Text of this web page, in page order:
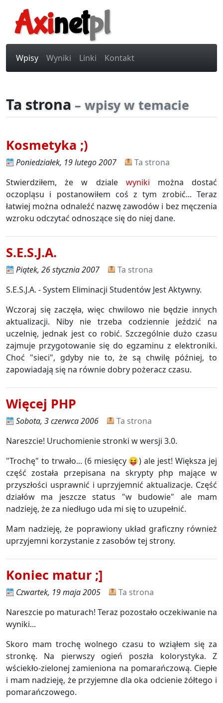
Axinetpl
Wpisy Wyniki Linki Kontakt
Ta strona – wpisy w temacie
Kosmetyka ;)
Poniedziałek, 19 lutego 2007
Ta strona
Stwierdziłem, że w dziale wyniki można dostać
oczopląsu i postanowiłem coś z tym zrobić... Teraz
łatwiej można odnaleźć nazwę zawodów i bez męczenia
wzroku odczytać odnoszące się do niej dane.
S.E.S.J.A.
Piątek, 26 stycznia 2007
Ta strona
S.E.S.J.A. - System Eliminacji Studentów Jest Aktywny.
Wczoraj się zaczęła, więc chwilowo nie będzie innych
aktualizacji. Niby nie trzeba codziennie jeździć na
uczelnię, jednak jest co robić. Szczególnie dużo czasu
zajmuje przygotowanie się do egzaminu z elektroniki.
Choć "sieci", gdyby nie to, że są chwilę później, to
zapowiadają się na równie dobry pożeracz czasu.
Więcej PHP
Sobota, 3 czerwca 2006
Ta strona
Nareszcie! Uruchomienie stronki w wersji 3.0.
"Trochę" to trwało... (6 miesięcy 😝) ale jest! Większa jej
część została przepisana na skrypty php mające w
przyszłości usprawnić i uprzyjemnić aktualizacje. Część
działów ma jeszcze status "w budowie" ale mam
nadzieję, że za niedługo uda mi się to uzupełnić.
Mam nadzieję, że poprawiony układ graficzny również
uprzyjemni korzystanie z zasobów tej strony.
Koniec matur ;]
Czwartek, 19 maja 2005
Ta strona
Nareszcie po maturach! Teraz pozostało oczekiwanie na
wyniki...
Skoro mam trochę wolnego czasu to wziąłem się za
stronkę. Na pierwszy ogień poszła kolorystyka. Z
wściekło-zielonej zamieniona na pomarańczową. Ciepłe
i mam nadzieję, że przyjemne dla oka odcienie żółtego i
pomarańczowego.